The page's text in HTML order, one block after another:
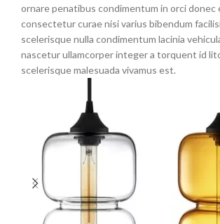
ornare penatibus condimentum in orci donec
consectetur curae nisi varius bibendum
scelerisque nulla condimentum lacinia
nascetur ullamcorper integer a torquent id
scelerisque malesuada vivamus est.